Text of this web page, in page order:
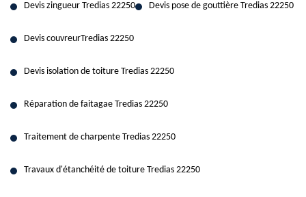
Devis zingueur Tredias 22250 Devis pose de gouttière Tredias 22250
Devis couvreurTredias 22250
Devis isolation de toiture Tredias 22250
Réparation de faitagae Tredias 22250
Traitement de charpente Tredias 22250
Travaux d'étanchéité de toiture Tredias 22250